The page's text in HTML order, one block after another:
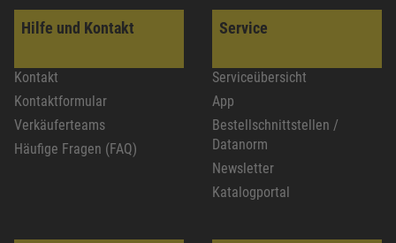
Hilfe und Kontakt
Kontakt
Kontaktformular
Verkäuferteams
Häufige Fragen (FAQ)
Service
Serviceübersicht
App
Bestellschnittstellen /
Datanorm
Newsletter
Katalogportal